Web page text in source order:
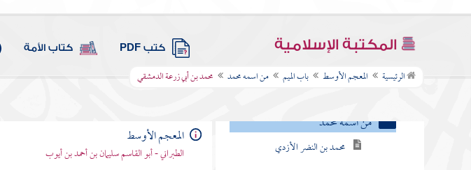
المكتبة الإسلامية كتب PDF كتاب الأمة
الرئيسية المعجم الأوسط باب الميم من اسمه محمد محمد بن أبي زرعة الدمشقي
باب الفاء
باب القاف
من اسمه محمد
محمد بن النضر الأزدي
المعجم الأوسط
الطبراني - أبو القاسم سليمان بن أحمد بن أيوب